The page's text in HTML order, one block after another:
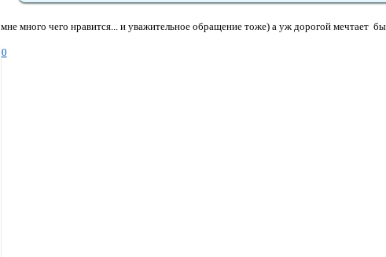
мне много чего нравится... и уважительное обращение тоже) а уж дорогой мечтает
0